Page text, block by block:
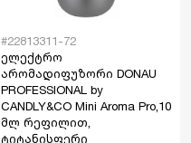
#22813311-72
ელექტრო
არომადიფუზორი DONAU
PROFESSIONAL by
CANDLY&CO Mini Aroma Pro,10
მლ რეფილით,
ტიტანისფერი